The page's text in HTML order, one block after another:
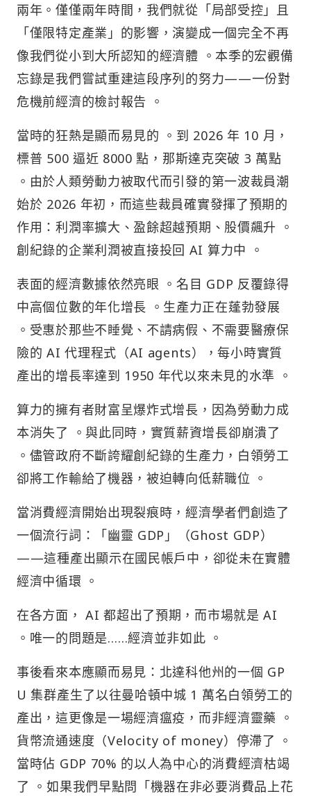
兩年。僅僅兩年時間，我們就從「局部受控」且
「僅限特定產業」的影響，演變成一個完全不再
像我們從小到大所認知的經濟體 。本季的宏觀備
忘錄是我們嘗試重建這段序列的努力——一份對
危機前經濟的檢討報告 。
當時的狂熱是顯而易見的 。到 2026 年 10 月，
標普 500 逼近 8000 點，那斯達克突破 3 萬點
。由於人類勞動力被取代而引發的第一波裁員潮
始於 2026 年初，而這些裁員確實發揮了預期的
作用：利潤率擴大、盈餘超越預期、股價飆升 。
創紀錄的企業利潤被直接投回 AI 算力中 。
表面的經濟數據依然亮眼 。名目 GDP 反覆錄得
中高個位數的年化增長 。生產力正在蓬勃發展
。受惠於那些不睡覺、不請病假、不需要醫療保
險的 AI 代理程式（AI agents），每小時實質
產出的增長率達到 1950 年代以來未見的水準 。
算力的擁有者財富呈爆炸式增長，因為勞動力成
本消失了 。與此同時，實質薪資增長卻崩潰了
。儘管政府不斷誇耀創紀錄的生產力，白領勞工
卻將工作輸給了機器，被迫轉向低薪職位 。
當消費經濟開始出現裂痕時，經濟學者們創造了
一個流行詞：「幽靈 GDP」（Ghost GDP）
——這種產出顯示在國民帳戶中，卻從未在實體
經濟中循環 。
在各方面， AI 都超出了預期，而市場就是 AI
。唯一的問題是……經濟並非如此 。
事後看來本應顯而易見：北達科他州的一個 GP
U 集群產生了以往曼哈頓中城 1 萬名白領勞工的
產出，這更像是一場經濟瘟疫，而非經濟靈藥 。
貨幣流通速度（Velocity of money）停滯了 。
當時佔 GDP 70% 的以人為中心的消費經濟枯竭
了 。如果我們早點問「機器在非必要消費品上花